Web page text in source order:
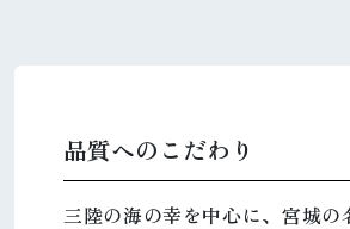
品質へのこだわり
三陸の海の幸を中心に、宮城の